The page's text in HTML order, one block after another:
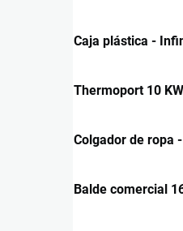
Caja plástica -
Thermoport 10
Colgador de ropa
Balde comercial